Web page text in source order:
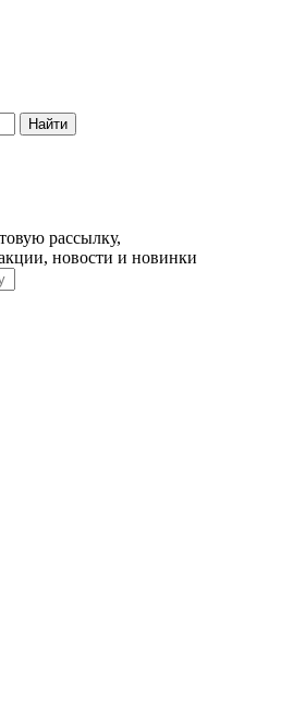
рассылку,
новости и новинки